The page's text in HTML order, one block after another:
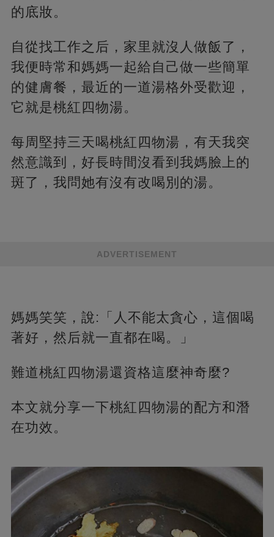
的底妝。
自從找工作之后，家里就沒人做飯了，
我便時常和媽媽一起給自己做一些簡單
的健膚餐，最近的一道湯格外受歡迎，
它就是桃紅四物湯。
每周堅持三天喝桃紅四物湯，有天我突
然意識到，好長時間沒看到我媽臉上的
斑了，我問她有沒有改喝別的湯。
ADVERTISEMENT
媽媽笑笑，說:「人不能太貪心，這個喝
著好，然后就一直都在喝。」
難道桃紅四物湯還資格這麼神奇麼?
本文就分享一下桃紅四物湯的配方和潛
在功效。